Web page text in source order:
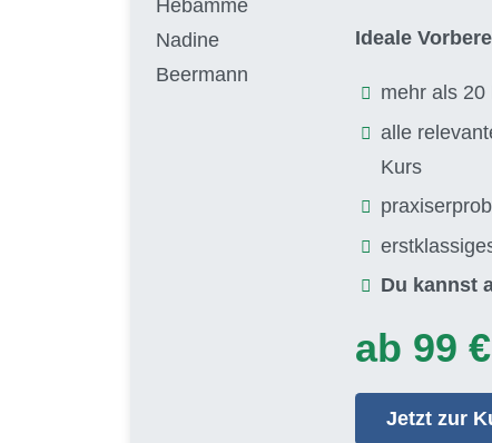
Ideale
mehr als 20
alle
Kurs
Du kannst
ab 99 €
Jetzt zur